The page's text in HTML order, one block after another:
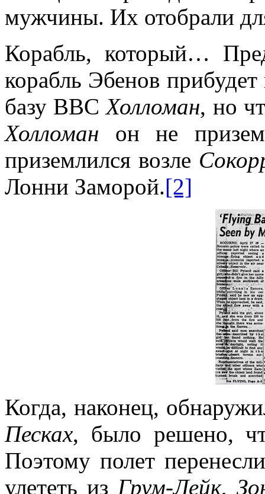
мужчины. Их отобрали
Корабль, который…
корабль Эбенов
базу ВВСХолломан, но
Холломан он не
приземлился возле
Лонни Заморой.[2]
Когда, наконец,
Песках, было решено,
Поэтому полет
улететь из Грум-Лейк,